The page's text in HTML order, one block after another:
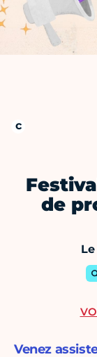
de
Venez